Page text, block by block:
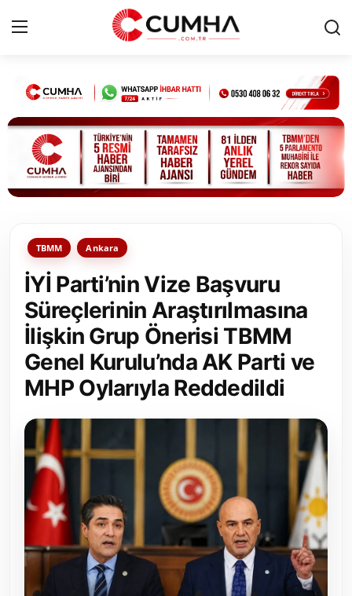
Kurumsal
Cumhurbaşkanlığı
Bakanlıklar
Siyasi Partiler
Yerel Yönetimler
Mülki İdare
Toplum ve Yaşam
Kamu Kurumları ve Üst Kurullar
Resmi Reklamlar
TBMM Ankara
İYİ Parti’nin Vize Başvuru
Süreçlerinin Araştırılmasına
İlişkin Grup Önerisi TBMM
Genel Kurulu’nda AK Parti ve
MHP Oylarıyla Reddedildi